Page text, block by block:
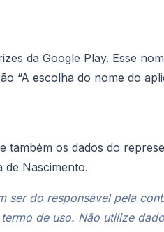
da Google Play. Esse
“A escolha do nome do
também os dados do
de Nascimento.
ser do responsável pela
de uso. Não utilize